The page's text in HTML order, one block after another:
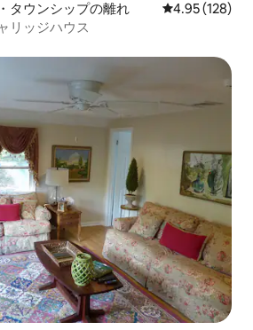
タウンシップの離れ レビュー128
4.95 (128)
リッジハウス